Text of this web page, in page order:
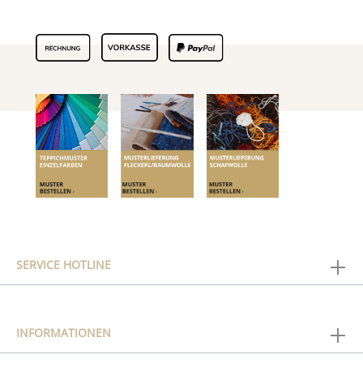
SERVICE HOTLINE
INFORMATIONEN